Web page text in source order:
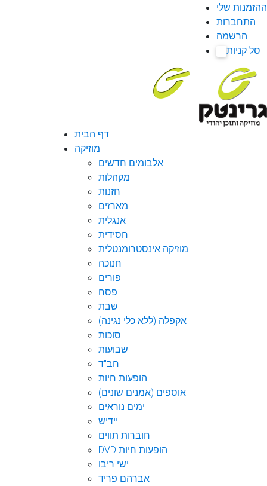
ההזמנות שלי
התחברות
הרשמה
סל קניות
דף הבית
מוזיקה
אלבומים חדשים
מקהלות
חזנות
מארזים
אנגלית
חסידית
מוזיקה אינסטרומנטלית
חנוכה
פורים
פסח
שבת
אקפלה (ללא כלי נגינה)
סוכות
שבועות
חב"ד
הופעות חיות
אוספים (אמנים שונים)
ימים נוראים
יידיש
חוברות תווים
DVD הופעות חיות
ישי ריבו
אברהם פריד